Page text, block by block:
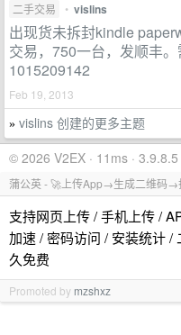
二手交易 • vislins
出现货未拆封kindle
交易，750一台，发顺丰。
1015209142
Feb 19, 2013
» vislins 创建的更多主题
© 2026 V2EX · 11ms · 3.9.8.5
蒲公英 - 🚀上传App→生成二维码→
支持网页上传 / 手机上传 /
加速 / 密码访问 / 安装统计 /
久免费
Promoted by mzshxz